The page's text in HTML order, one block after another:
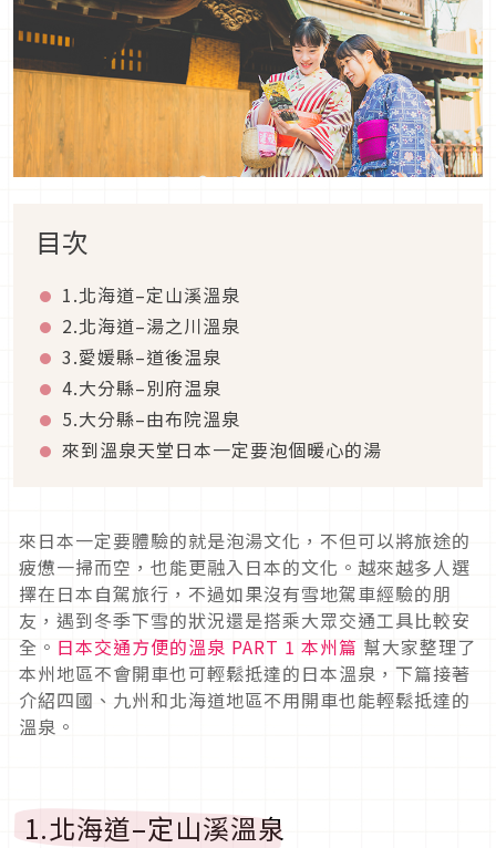
目次
1.北海道–定山溪溫泉
2.北海道–湯之川溫泉
3.愛媛縣–道後温泉
4.大分縣–別府温泉
5.大分縣–由布院溫泉
來到溫泉天堂日本一定要泡個暖心的湯
來日本一定要體驗的就是泡湯文化，不但可以將旅途的
疲憊一掃而空，也能更融入日本的文化。越來越多人選
擇在日本自駕旅行，不過如果沒有雪地駕車經驗的朋
友，遇到冬季下雪的狀況還是搭乘大眾交通工具比較安
全。 日本交通方便的溫泉 PART 1 本州篇 幫大家整理了
本州地區不會開車也可輕鬆抵達的日本溫泉，下篇接著
介紹四國、九州和北海道地區不用開車也能輕鬆抵達的
溫泉。
1.北海道–定山溪溫泉